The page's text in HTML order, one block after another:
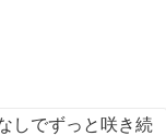
しでずっと咲き続